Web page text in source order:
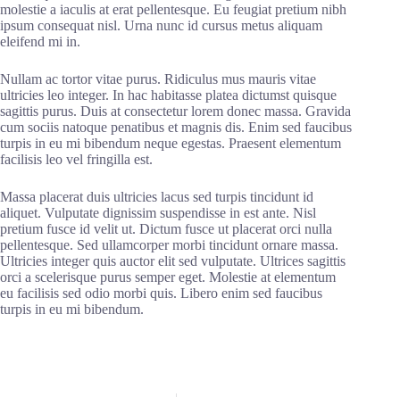
molestie a iaculis at erat pellentesque. Eu feugiat pretium nibh
ipsum consequat nisl. Urna nunc id cursus metus aliquam
eleifend mi in.
Nullam ac tortor vitae purus. Ridiculus mus mauris vitae
ultricies leo integer. In hac habitasse platea dictumst quisque
sagittis purus. Duis at consectetur lorem donec massa. Gravida
cum sociis natoque penatibus et magnis dis. Enim sed faucibus
turpis in eu mi bibendum neque egestas. Praesent elementum
facilisis leo vel fringilla est.
Massa placerat duis ultricies lacus sed turpis tincidunt id
aliquet. Vulputate dignissim suspendisse in est ante. Nisl
pretium fusce id velit ut. Dictum fusce ut placerat orci nulla
pellentesque. Sed ullamcorper morbi tincidunt ornare massa.
Ultricies integer quis auctor elit sed vulputate. Ultrices sagittis
orci a scelerisque purus semper eget. Molestie at elementum
eu facilisis sed odio morbi quis. Libero enim sed faucibus
turpis in eu mi bibendum.